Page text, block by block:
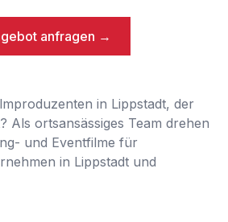
anfragen →
in Lippstadt, der
Als ortsansässiges Team drehen
und Eventfilme für
in Lippstadt und